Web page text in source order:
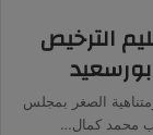
الترخيص
الصغر بمجلس
محمد كمال…